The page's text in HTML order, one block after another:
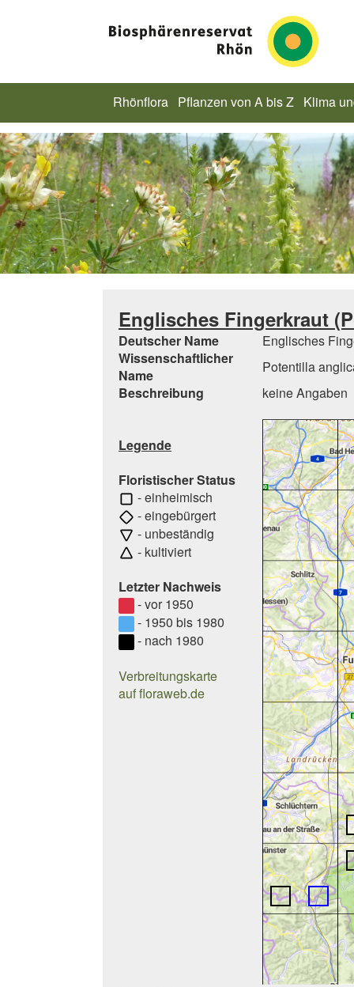
Rhönflora Pflanzen von A bis Z Klima
Englisches Fingerkraut
Deutscher Name
Englisches
Wissenschaftlicher
Name
Potentilla
Beschreibung
keine Angaben
Legende
Floristischer Status
- einheimisch
- eingebürgert
- unbeständig
- kultiviert
Letzter Nachweis
- vor 1950
- 1950 bis 1980
- nach 1980
Verbreitungskarte
auf floraweb.de